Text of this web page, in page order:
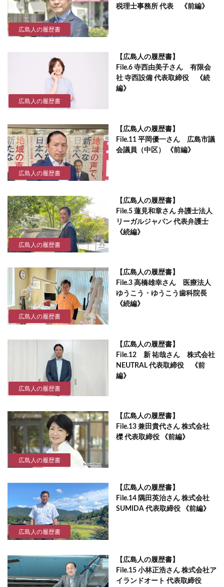
広島人の履歴書
税理士事務所 代表 《前編》
広島人の履歴書
【広島人の履歴書】
File.6 寺西由美子さん 有限会
社 寺西設備 代表取締役 《続
編》
広島人の履歴書
【広島人の履歴書】
File.11 平岡優一さん 広島市議
会議員（中区） 《前編》
広島人の履歴書
【広島人の履歴書】
File.5 蓮見和章さん 弁護士法人
リーガルジャパン 代表弁護士
《続編》
広島人の履歴書
【広島人の履歴書】
File.3 高橋雄幸さん 医療法人
ゆうこう・ゆうこう歯科院長
《続編》
広島人の履歴書
【広島人の履歴書】
File.12 新 祐哉さん 株式会社
NEUTRAL 代表取締役 《前
編》
広島人の履歴書
【広島人の履歴書】
File.13 兼田貴代さん 株式会社
櫟 代表取締役 《前編》
広島人の履歴書
【広島人の履歴書】
File.14 隅田英治さん 株式会社
SUMIDA 代表取締役 《前編》
【広島人の履歴書】
File.15 小林正浩さん 株式会社ア
イランドオート 代表取締役